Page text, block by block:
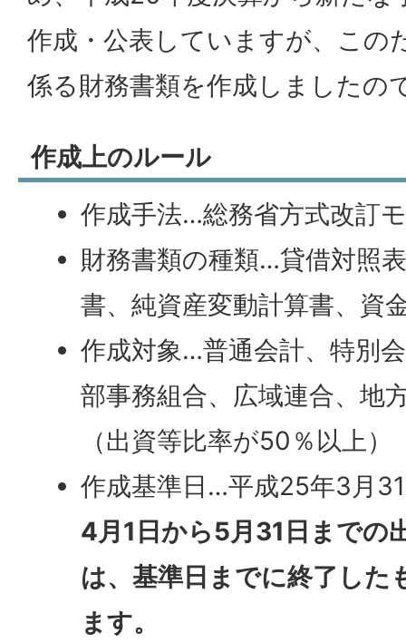
作成・公表していますが、この
係る財務書類を作成しましたの
作成上のルール
作成手法…総務省方式改訂
財務書類の種類…貸借対照
書、純資産変動計算書、資
作成対象…普通会計、特別
部事務組合、広域連合、地
（出資等比率が50％以上）
作成基準日…平成25年3月
4月1日から5月31日までの
は、基準日までに終了した
ます。